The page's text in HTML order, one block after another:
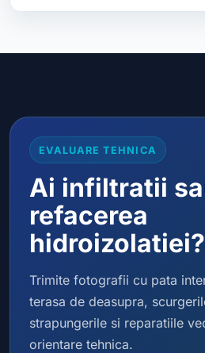
EVALUARE TEHNICA
Ai infiltratii
refacerea
hidroizolatiei?
Trimite fotografii cu pata
terasa de deasupra,
strapungerile si reparatiile
orientare tehnica.